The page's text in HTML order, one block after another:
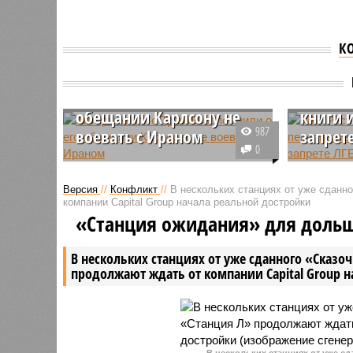
Авторы книги о Трампе
обещании Карлсону не
воевать с Ираном
Американский лидер Дональд
частные заверения журналисту
Такеру Карлсону и
предпринимателю Илону Маску в
станут вступать в военный
конфликт с Ираном.
987
0
книги
Сервис
попасть
могут
Версия // Конфликт // В нескольких станциях от уже
компании Capital Group начала реальной достройки
В нескольких станциях от уже сданного
продолжают ждать от компании Capital Group
«Станция ожидания» для